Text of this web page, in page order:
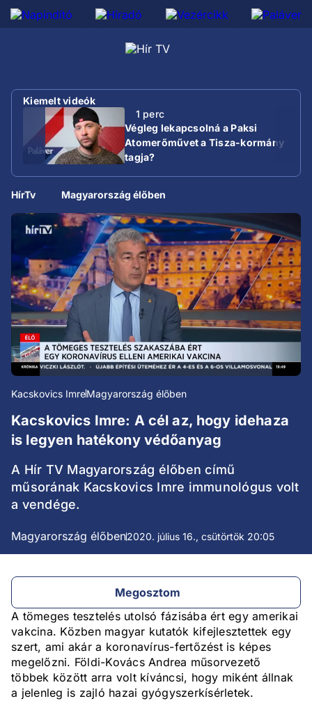
Kiemelt videók
1 perc
Végleg lekapcsolná a Paksi
Atomerőművet a Tisza-kormány
tagja?
HírTv Magyarország élőben
Kacskovics ImreMagyarország élőben
Kacskovics Imre: A cél az, hogy idehaza
is legyen hatékony védőanyag
A Hír TV Magyarország élőben című
műsorának Kacskovics Imre immunológus volt
a vendége.
Magyarország élőben2020. július 16., csütörtök 20:05
Megosztom
A tömeges tesztelés utolsó fázisába ért egy amerikai
vakcina. Közben magyar kutatók kifejlesztettek egy
szert, ami akár a koronavírus-fertőzést is képes
megelőzni. Földi-Kovács Andrea műsorvezető
többek között arra volt kíváncsi, hogy miként állnak
a jelenleg is zajló hazai gyógyszerkísérletek.